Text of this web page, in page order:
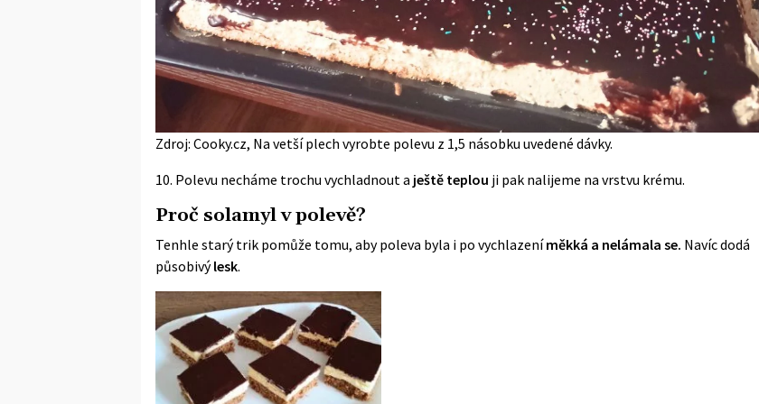
Zdroj: Cooky.cz, Na vetší plech vyrobte polevu z 1,5 násobku uvedené dávky.
10. Polevu necháme trochu vychladnout a ještě teplou ji pak nalijeme na vrstvu krému.
Proč solamyl v polevě?
Tenhle starý trik pomůže tomu, aby poleva byla i po vychlazeníměkká a nelámala se. Navíc dodá
působivýlesk.